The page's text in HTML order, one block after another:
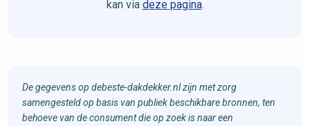
kan via deze pagina.
De gegevens op debeste-dakdekker.nl zijn met zorg
samengesteld op basis van publiek beschikbare bronnen, ten
behoeve van de consument die op zoek is naar een